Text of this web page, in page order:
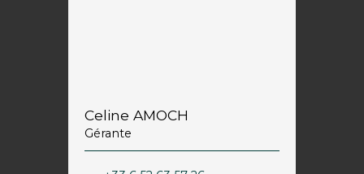
Celine AMOCH
Gérante